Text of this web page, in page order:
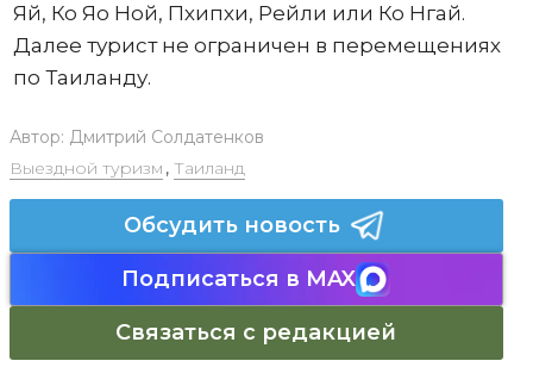
Яй, Ко Яо Ной, Пхипхи, Рейли или Ко Нгай.
Далее турист не ограничен в перемещениях
по Таиланду.
Автор: Дмитрий Солдатенков
Выездной туризм , Таиланд
Обсудить новость
Подписаться в MAX
Связаться с редакцией